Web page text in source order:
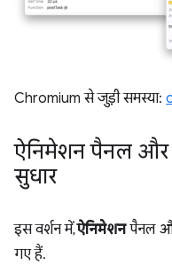
Chromium से जुड़ी समस्या:
ऐनिमेशन पैनल और
सुधार
इस वर्शन में,ऐनिमेशनपैनल
गए हैं.